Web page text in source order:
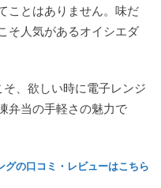
ことはありません。味だ
そ人気があるオイシエダ
、欲しい時に電子レンジ
弁当の手軽さの魅力で
の口コミ・レビューはこちら